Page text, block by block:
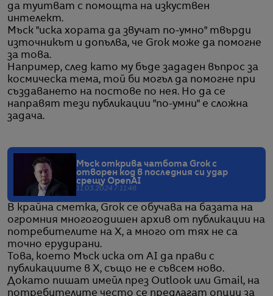
да туитват с помощта на изкуствен
интелект.
Мъск "иска хората да звучат по-умно" твърди
източникът и допълва, че Grok може да помогне
за това.
Например, след като му бъде зададен въпрос за
космическа тема, той би могъл да помогне при
създаването на постове по нея. Но да се
направят тези публикации "по-умни" е сложна
задача.
Мъск открива чатбота Grok с
отворен код в последния си удар
срещу OpenAI
11.03.2024 / 11:46
В крайна сметка, Grok се обучава на базата на
огромния многогодишен архив от публикации на
потребителите на X, а много от тях не са
точно ерудирани.
Това, което Мъск иска от AI да прави с
публикациите в X, също не е съвсем ново.
Докато пишат имейл през Outlook или Gmail, на
потребителите често се предлагат опции за